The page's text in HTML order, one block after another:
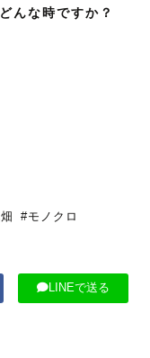
んな時ですか？
#モノクロ
LINEで送る